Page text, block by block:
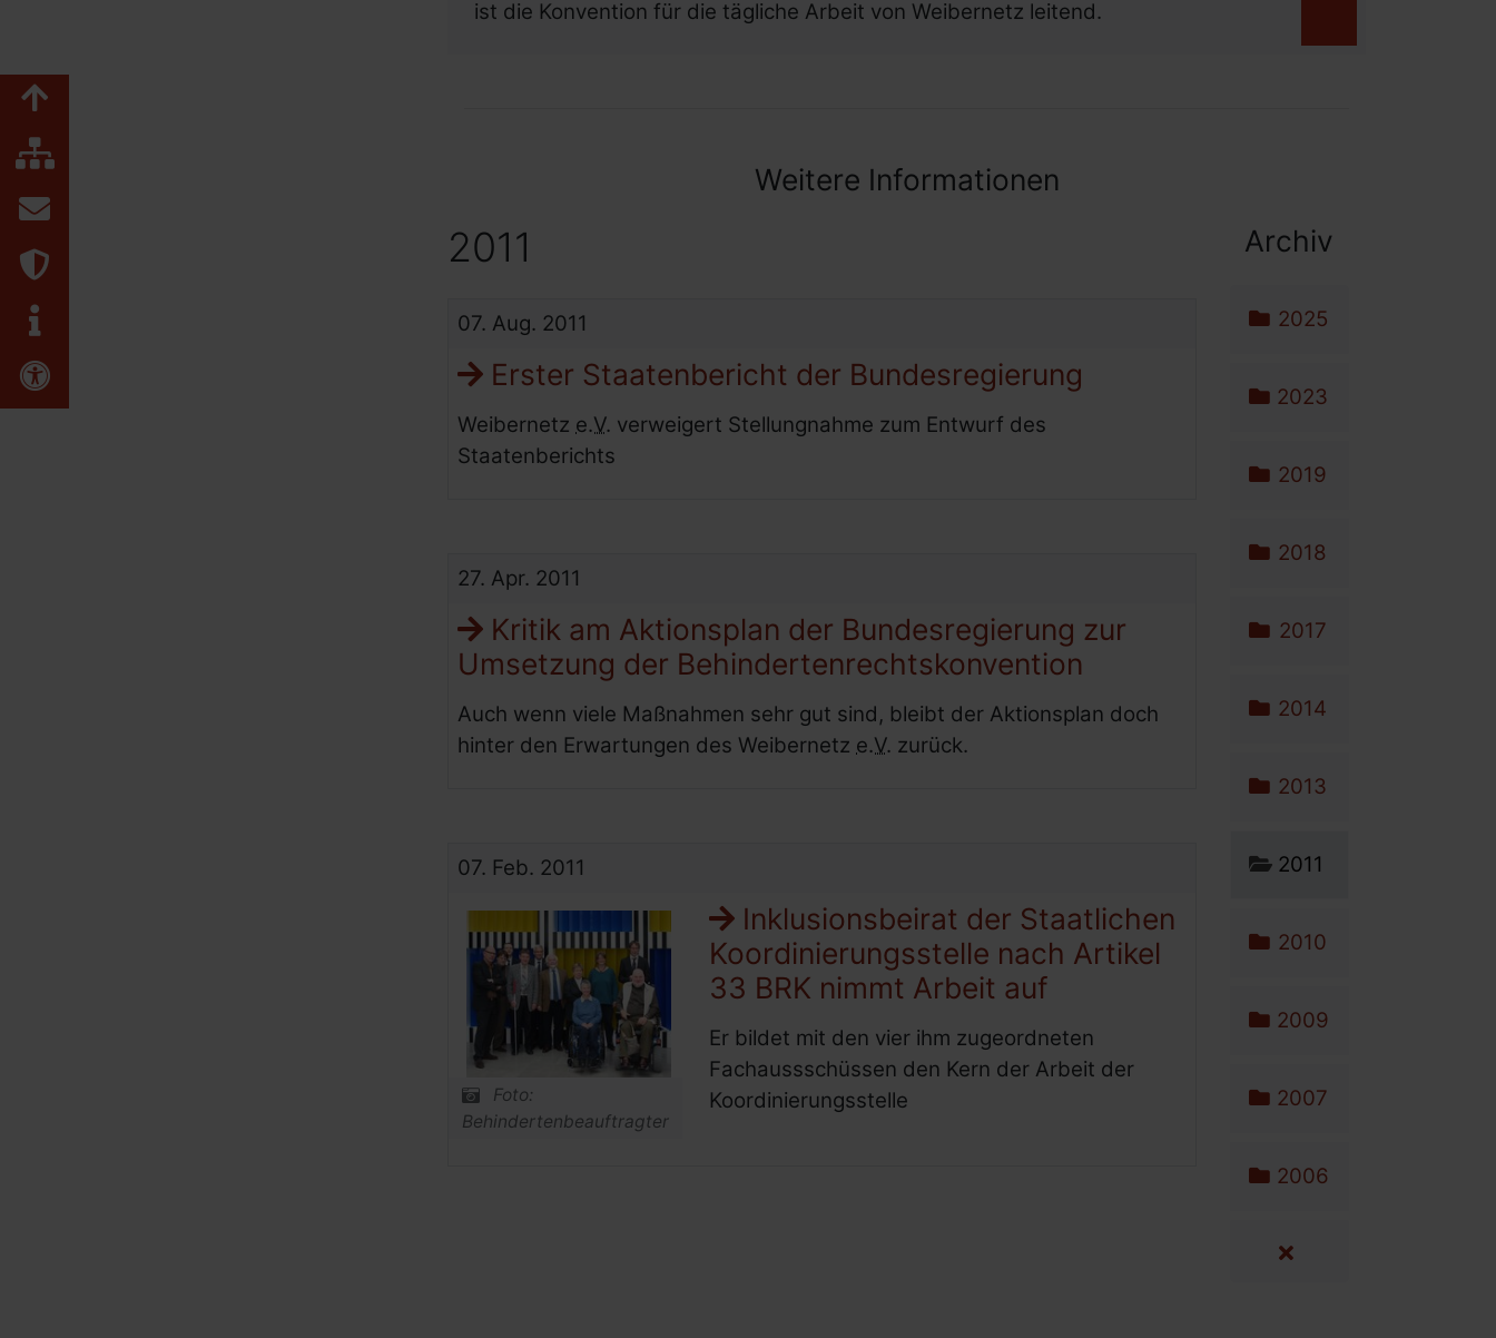
ist die Konvention für die tägliche Arbeit von Weibernetz leitend.
Weitere Informationen
2011
07. Aug. 2011
Erster Staatenbericht der Bundesregierung
Weibernetz e.V. verweigert Stellungnahme zum Entwurf des
Staatenberichts
27. Apr. 2011
Kritik am Aktionsplan der Bundesregierung zur
Umsetzung der Behindertenrechtskonvention
Auch wenn viele Maßnahmen sehr gut sind, bleibt der Aktionsplan doch
hinter den Erwartungen des Weibernetz e.V. zurück.
07. Feb. 2011
Foto:
Behindertenbeauftragter
Inklusionsbeirat der Staatlichen
Koordinierungsstelle nach Artikel
33 BRK nimmt Arbeit auf
Er bildet mit den vier ihm zugeordneten
Fachaussschüssen den Kern der Arbeit der
Koordinierungsstelle
Archiv
2025
2023
2019
2018
2017
2014
2013
2011
2010
2009
2007
2006
Zum Seitenanfang
Inhaltsübersicht
Kontakt
Erklärung zur Barrierefreiheit